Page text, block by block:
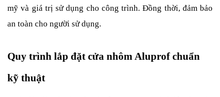
mỹ và giá trị sử dụng cho công trình. Đồng thời, đảm bảo
an toàn cho người sử dụng.
Quy trình lắp đặt cửa nhôm Aluprof chuẩn
kỹ thuật